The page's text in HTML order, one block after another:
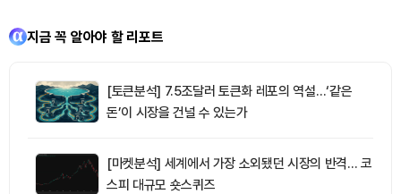
지금 꼭 알아야 할 리포트
[토큰분석] 7.5조달러 토큰화 레포의 역설…‘같은
돈’이 시장을 건널 수 있는가
[마켓분석] 세계에서 가장 소외됐던 시장의 반격… 코
스피 대규모 숏스퀴즈